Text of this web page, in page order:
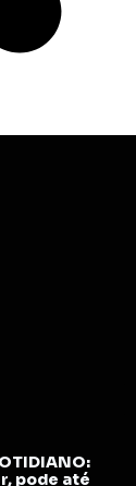
pode até